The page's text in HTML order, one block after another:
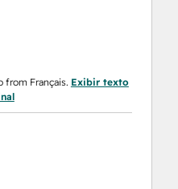
from Français. Exibir texto